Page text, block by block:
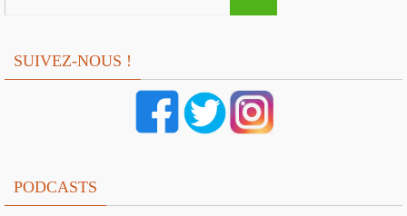
SUIVEZ-NOUS !
PODCASTS